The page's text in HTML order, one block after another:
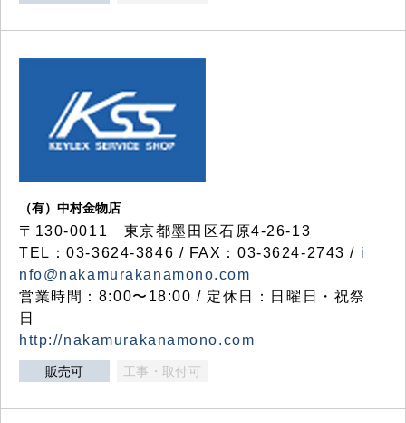
（有）中村金物店
〒130-0011 東京都墨田区石原4-26-13
TEL：03-3624-3846 / FAX：03-3624-2743 / i
nfo@nakamurakanamono.com
営業時間：8:00〜18:00 / 定休日：日曜日・祝祭
日
http://nakamurakanamono.com
販売可 工事・取付可